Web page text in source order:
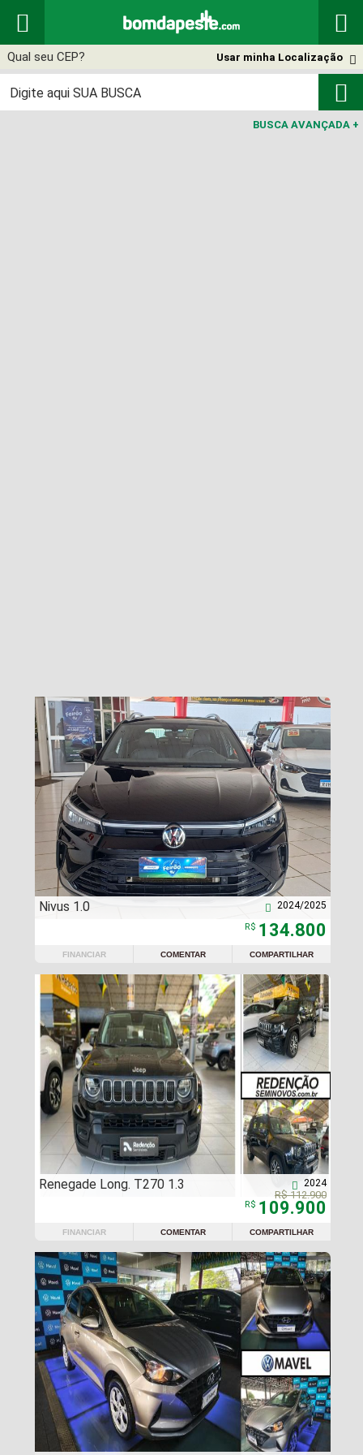
 

Usar minha Localização

BUSCA AVANÇADA +
Nivus 1.0 2024/2025

R$ 134.800
FINANCIAR COMENTAR COMPARTILHAR
Renegade Long. T270 1.3 2024

R$ 109.900
R$ 112.900
FINANCIAR COMENTAR COMPARTILHAR